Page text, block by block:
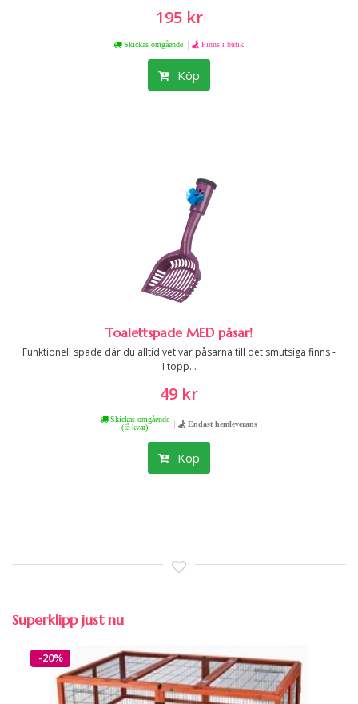
195 kr
Skickas omgående | Finns i butik
Köp
Toalettspade MED påsar!
Funktionell spade där du alltid vet var påsarna till det smutsiga finns -
I topp...
49 kr
Skickas omgående
(få kvar)
| Endast hemleverans
Köp
Superklipp just nu
-20%